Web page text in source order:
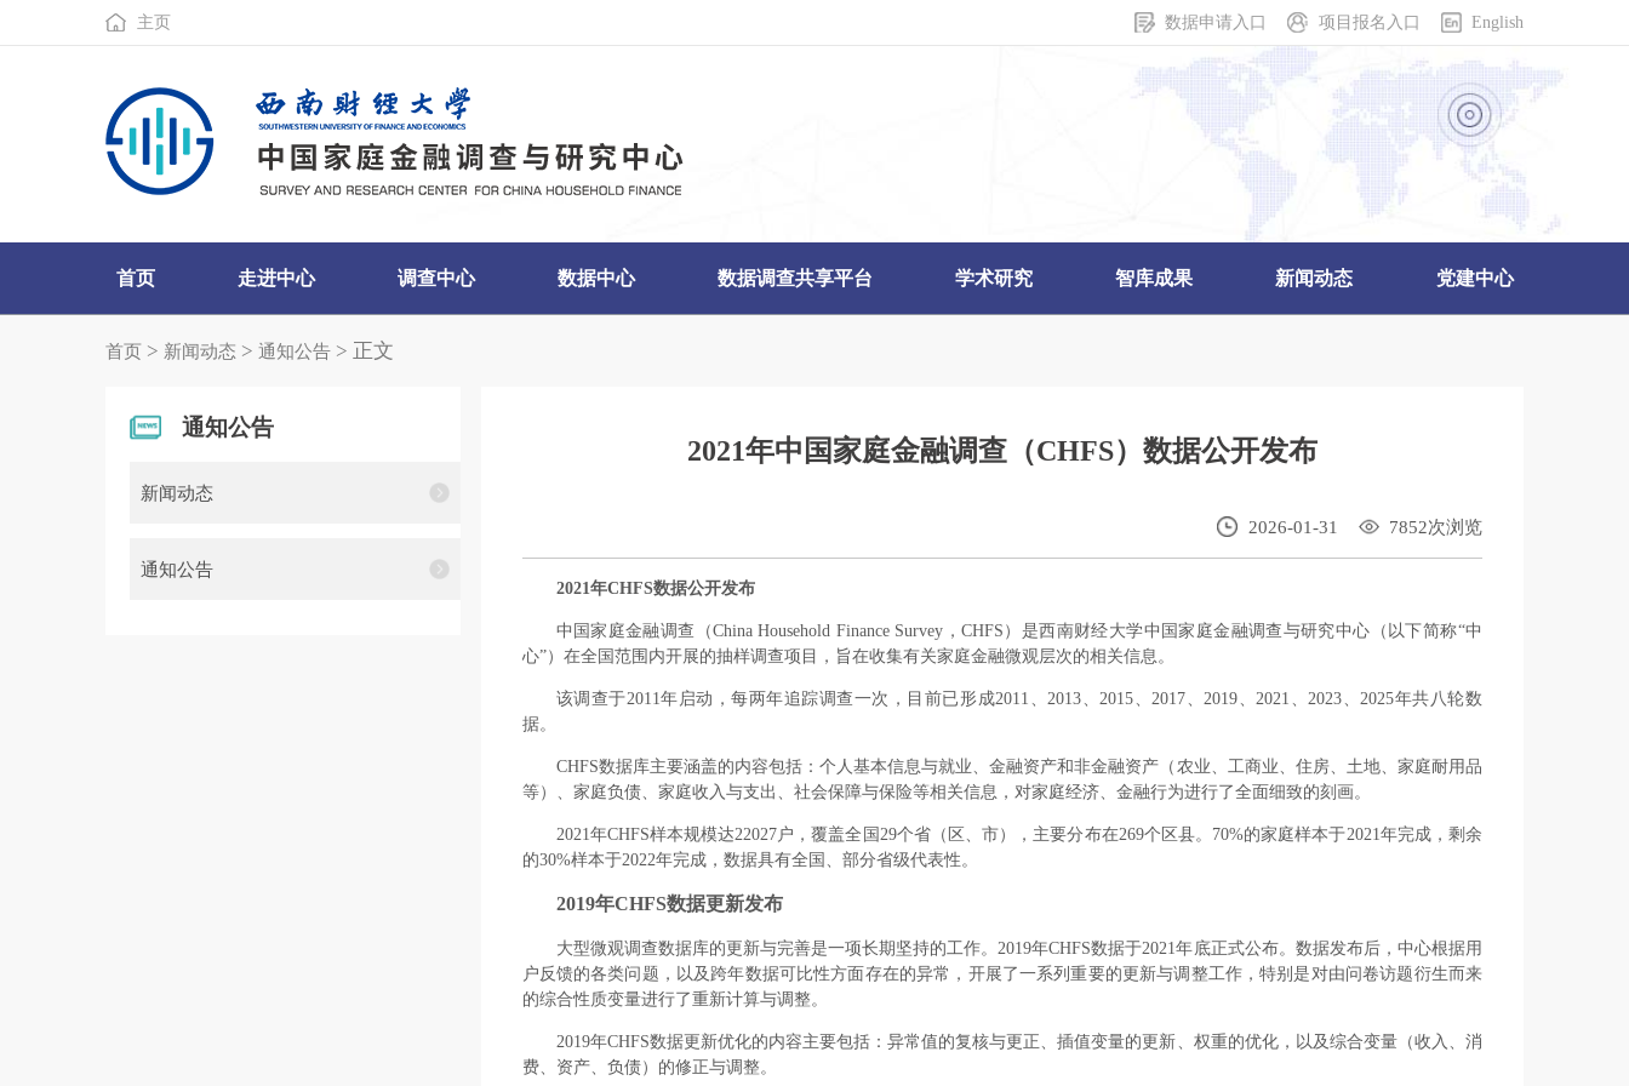
主页 数据申请入口 项目报名入口 English
首页 走进中心 调查中心 数据中心 数据调查共享平台 学术研究 智库成果 新闻动态 党建中心
首页 > 新闻动态 > 通知公告 > 正文
通知公告
新闻动态
通知公告
2021年中国家庭金融调查（CHFS）数据公开发布
2026-01-31 7852次浏览
2021年CHFS数据公开发布
中国家庭金融调查（China Household Finance Survey，CHFS）是西南财经大学中国家庭金融调查与研究中心（以下简称“中
心”）在全国范围内开展的抽样调查项目，旨在收集有关家庭金融微观层次的相关信息。
该调查于2011年启动，每两年追踪调查一次，目前已形成2011、2013、2015、2017、2019、2021、2023、2025年共八轮数
据。
CHFS数据库主要涵盖的内容包括：个人基本信息与就业、金融资产和非金融资产（农业、工商业、住房、土地、家庭耐用品
等）、家庭负债、家庭收入与支出、社会保障与保险等相关信息，对家庭经济、金融行为进行了全面细致的刻画。
2021年CHFS样本规模达22027户，覆盖全国29个省（区、市），主要分布在269个区县。70%的家庭样本于2021年完成，剩余
的30%样本于2022年完成，数据具有全国、部分省级代表性。
2019年CHFS数据更新发布
大型微观调查数据库的更新与完善是一项长期坚持的工作。2019年CHFS数据于2021年底正式公布。数据发布后，中心根据用
户反馈的各类问题，以及跨年数据可比性方面存在的异常，开展了一系列重要的更新与调整工作，特别是对由问卷访题衍生而来
的综合性质变量进行了重新计算与调整。
2019年CHFS数据更新优化的内容主要包括：异常值的复核与更正、插值变量的更新、权重的优化，以及综合变量（收入、消
费、资产、负债）的修正与调整。